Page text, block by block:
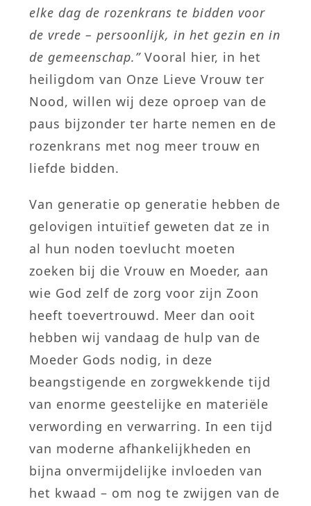
elke dag de rozenkrans te bidden voor
de vrede – persoonlijk, in het gezin en in
de gemeenschap.”Vooral hier, in het
heiligdom van Onze Lieve Vrouw ter
Nood, willen wij deze oproep van de
paus bijzonder ter harte nemen en de
rozenkrans met nog meer trouw en
liefde bidden.
Van generatie op generatie hebben de
gelovigen intuïtief geweten dat ze in
al hun noden toevlucht moeten
zoeken bij die Vrouw en Moeder, aan
wie God zelf de zorg voor zijn Zoon
heeft toevertrouwd. Meer dan ooit
hebben wij vandaag de hulp van de
Moeder Gods nodig, in deze
beangstigende en zorgwekkende tijd
van enorme geestelijke en materiële
verwording en verwarring. In een tijd
van moderne afhankelijkheden en
bijna onvermijdelijke invloeden van
het kwaad – om nog te zwijgen van de